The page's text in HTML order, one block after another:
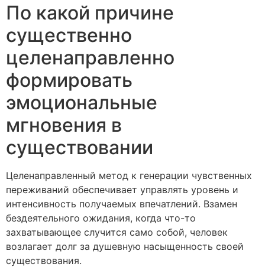
По какой причине
существенно
целенаправленно
формировать
эмоциональные
мгновения в
существовании
Целенаправленный метод к генерации чувственных
переживаний обеспечивает управлять уровень и
интенсивность получаемых впечатлений. Взамен
бездеятельного ожидания, когда что-то
захватывающее случится само собой, человек
возлагает долг за душевную насыщенность своей
существования.